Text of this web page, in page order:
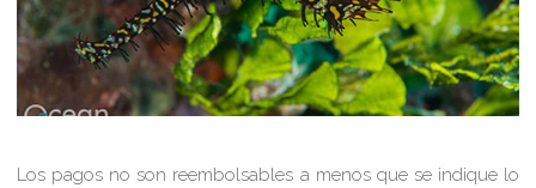
Los pagos no son reembolsables a menos que se indique lo